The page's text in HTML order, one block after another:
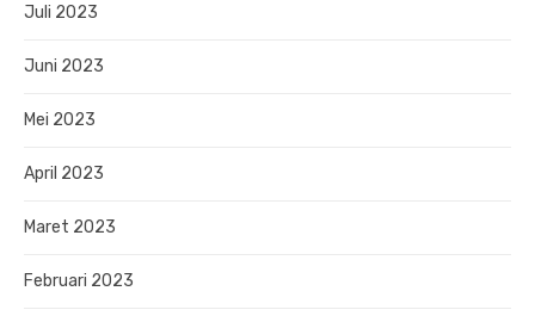
Juli 2023
Juni 2023
Mei 2023
April 2023
Maret 2023
Februari 2023